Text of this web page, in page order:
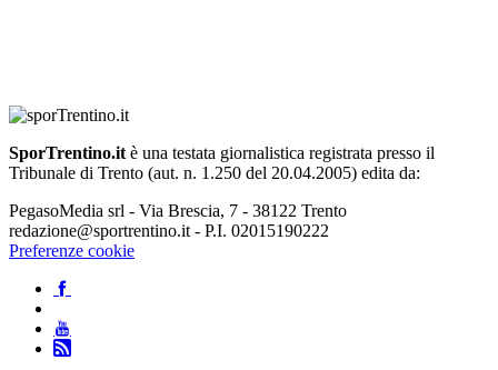
SporTrentino.itè una testata giornalistica registrata presso il
Tribunale di Trento (aut. n. 1.250 del 20.04.2005) edita da:
PegasoMedia srl - Via Brescia, 7 - 38122 Trento
redazione@sportrentino.it - P.I. 02015190222
Preferenze cookie